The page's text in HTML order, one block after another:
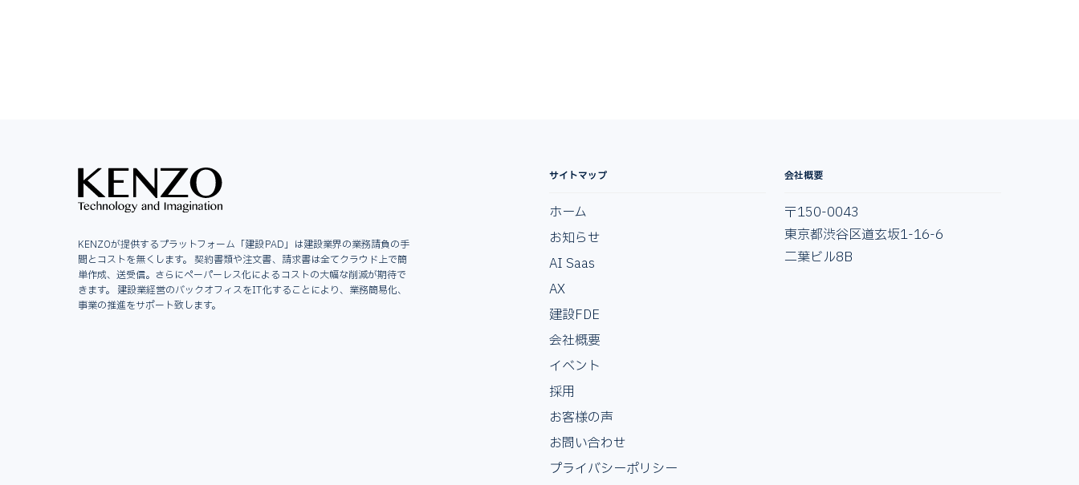
KENZOが提供するプラットフォーム「建設PAD」は建設業界の業務請負の手
間とコストを無くします。 契約書類や注文書、請求書は全てクラウド上で簡
単作成、送受信。さらにペーパーレス化によるコストの大幅な削減が期待で
きます。 建設業経営のバックオフィスをIT化することにより、業務簡易化、
事業の推進をサポート致します。
サイトマップ
ホーム
お知らせ
AI Saas
AX
建設FDE
会社概要
イベント
採用
お客様の声
お問い合わせ
プライバシーポリシー
会社概要
〒150-0043
東京都渋谷区道玄坂1-16-6
二葉ビル8B